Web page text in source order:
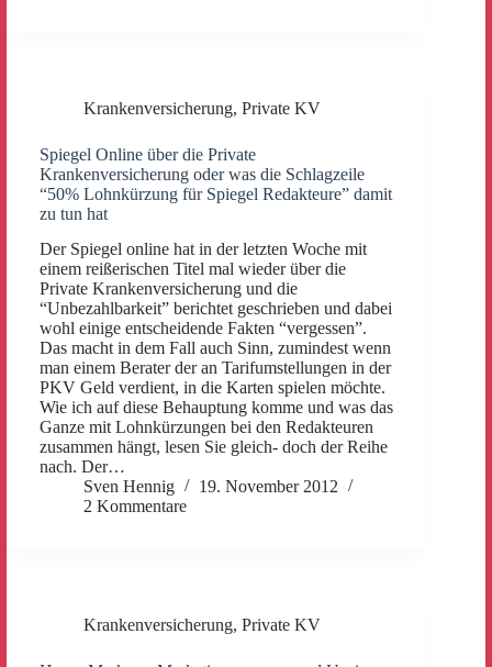
Krankenversicherung, Private KV
Spiegel Online über die Private
Krankenversicherung oder was die Schlagzeile
“50% Lohnkürzung für Spiegel Redakteure” damit
zu tun hat
Der Spiegel online hat in der letzten Woche mit
einem reißerischen Titel mal wieder über die
Private Krankenversicherung und die
“Unbezahlbarkeit” berichtet geschrieben und dabei
wohl einige entscheidende Fakten “vergessen”.
Das macht in dem Fall auch Sinn, zumindest wenn
man einem Berater der an Tarifumstellungen in der
PKV Geld verdient, in die Karten spielen möchte.
Wie ich auf diese Behauptung komme und was das
Ganze mit Lohnkürzungen bei den Redakteuren
zusammen hängt, lesen Sie gleich- doch der Reihe
nach. Der…
Sven Hennig
19. November 2012
2 Kommentare
Krankenversicherung, Private KV